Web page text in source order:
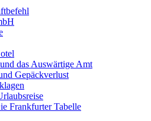
das Auswärtige Amt
Gepäckverlust
Frankfurter Tabelle